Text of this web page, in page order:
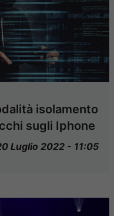
isolamento
sugli Iphone
Luglio 2022 - 11:05